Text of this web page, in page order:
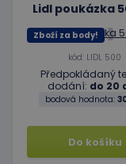
Lidl poukázka
Zboží za body!
kód: LIDL 500
Předpokládaný
dodání: do 20
bodová hodnota:
Do košíku